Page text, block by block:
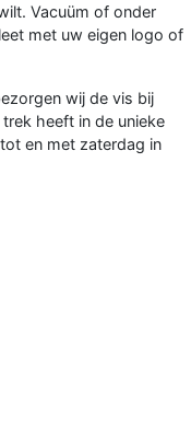
Vacuüm of onder
met uw eigen logo of
wij de vis bij
heeft in de unieke
en met zaterdag in